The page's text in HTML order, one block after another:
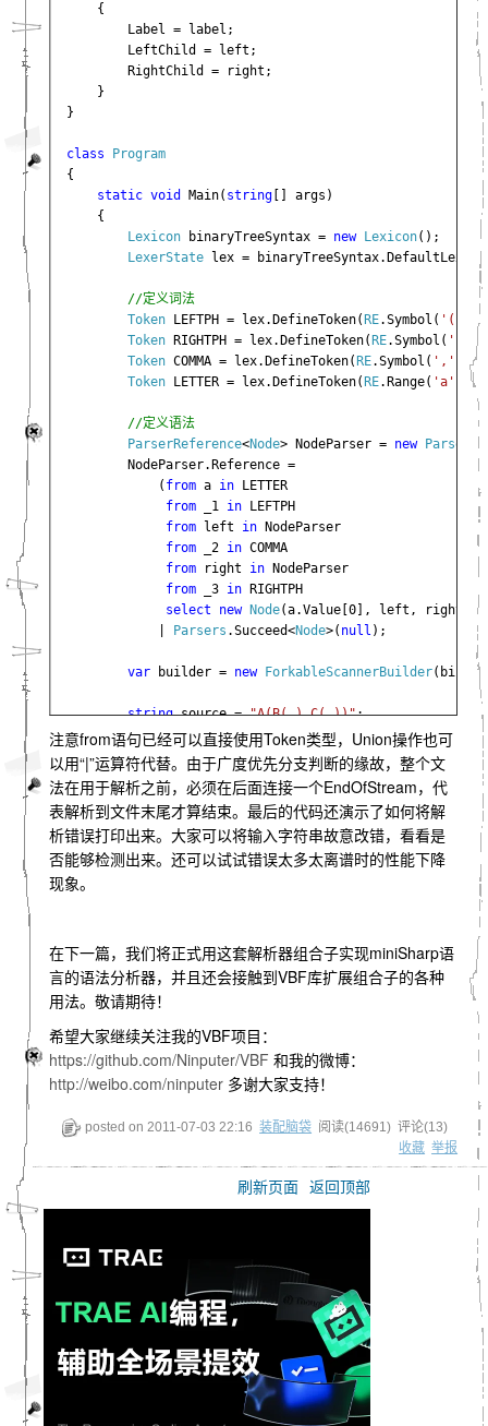
    {
        Label = label;
        LeftChild = left;
        RightChild = right;
    }
}
class
{
static void Main( string [] args)
    {
Lexicon
binaryTreeSyntax = new Lexicon();
LexerState
lex = binaryTreeSyntax.DefaultLexer;
//定义词法
Token
LEFTPH = lex.DefineToken( RE.Symbol( '('
));
Token
RIGHTPH = lex.DefineToken( RE.Symbol( ')'
Token COMMA = lex.DefineToken( RE.Symbol( ','
));
Token
LETTER = lex.DefineToken( RE.Range( 'a'
//定义语法
ParserReference<Node> NodeParser = new
        NodeParser.Reference =
            (
from a in
LETTER
from
_1 in
LEFTPH
from
left in
NodeParser
from
_2 in COMMA
from
right in
NodeParser
from
_3 in
RIGHTPH
select new Node(a.Value[0], left, right))
Parsers .Succeed<Node>( null );
var builder = new ForkableScannerBuilder
string source = "A(B(,),C(,))";
SourceReader sr = new SourceReader(
new
StringReader (source));
ForkableScanner scanner = builder.Create(sr);
CompilationErrorManager errorManager = new
var result = runner.Run(scanner);
foreach
Console .WriteLine(error.ToString());
        }
    }
注意from语句已经可以直接使用Token类型，Union操作也可
以用“|”运算符代替。由于广度优先分支判断的缘故，整个文
法在用于解析之前，必须在后面连接一个EndOfStream，代
表解析到文件末尾才算结束。最后的代码还演示了如何将解
析错误打印出来。大家可以将输入字符串故意改错，看看是
否能够检测出来。还可以试试错误太多太离谱时的性能下降
现象。
在下一篇，我们将正式用这套解析器组合子实现miniSharp语
言的语法分析器，并且还会接触到VBF库扩展组合子的各种
用法。敬请期待！
希望大家继续关注我的VBF项目：
https://github.com/Ninputer/VBF 和我的微博：
http://weibo.com/ninputer 多谢大家支持！
posted on2011-07-03 22:16 装配脑袋 阅读(14691) 评论(13)
收藏 举报
刷新页面 返回顶部